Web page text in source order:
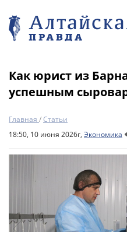
Как юрист из
успешным
Главная /Статьи
18:50, 10 июня 2026г, Экономика